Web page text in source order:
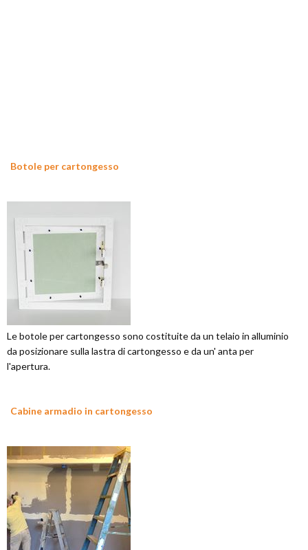
Botole per cartongesso
Le botole per cartongesso sono costituite da un telaio in alluminio
da posizionare sulla lastra di cartongesso e da un' anta per
l'apertura.
Cabine armadio in cartongesso